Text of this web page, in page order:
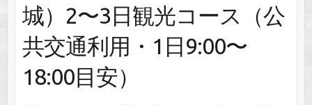
城）2〜3日観光コース（公
共交通利用・1日9:00〜
18:00目安）